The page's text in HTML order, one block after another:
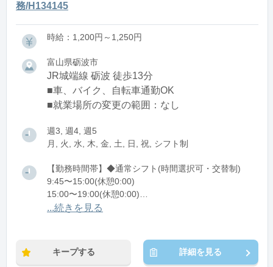
務/H134145
時給：1,200円～1,250円
富山県砺波市
JR城端線 砺波 徒歩13分
■車、バイク、自転車通勤OK
■就業場所の変更の範囲：なし
週3, 週4, 週5
月, 火, 水, 木, 金, 土, 日, 祝, シフト制
【勤務時間帯】◆通常シフト(時間選択可・交替制)
9:45〜15:00(休憩0:00)
15:00〜19:00(休憩0:00)
【早番】9:45～15:00
【遅番】15:00～19:00
...続きを見る
キープする 詳細を見る